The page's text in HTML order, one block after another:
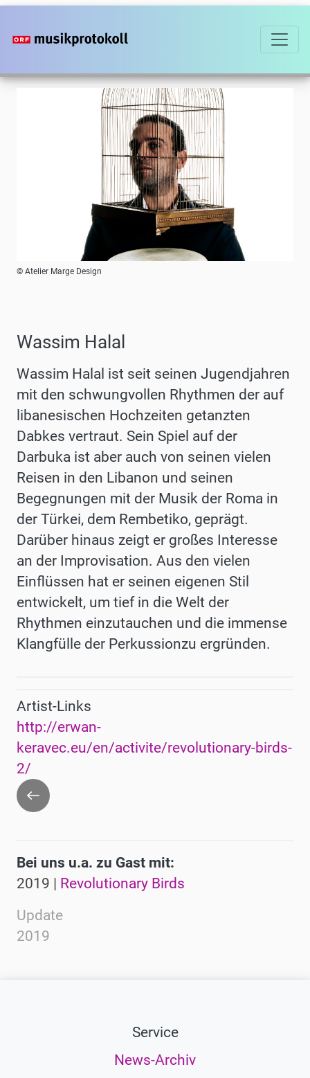
Direkt
zum
© Atelier Marge Design
Wassim Halal
Wassim Halal ist seit seinen Jugendjahren
mit den schwungvollen Rhythmen der auf
libanesischen Hochzeiten getanzten
Dabkes vertraut. Sein Spiel auf der
Darbuka ist aber auch von seinen vielen
Reisen in den Libanon und seinen
Begegnungen mit der Musik der Roma in
der Türkei, dem Rembetiko, geprägt.
Darüber hinaus zeigt er großes Interesse
an der Improvisation. Aus den vielen
Einflüssen hat er seinen eigenen Stil
entwickelt, um tief in die Welt der
Rhythmen einzutauchen und die immense
Klangfülle der Perkussionzu ergründen.
Artist-Links
http://erwan-
keravec.eu/en/activite/revolutionary-birds-
2/
Zurück
Bei uns u.a. zu Gast mit:
2019 | Revolutionary Birds
Update
2019
Service
News-Archiv